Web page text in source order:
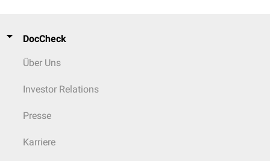
DocCheck
Über Uns
Investor Relations
Presse
Karriere